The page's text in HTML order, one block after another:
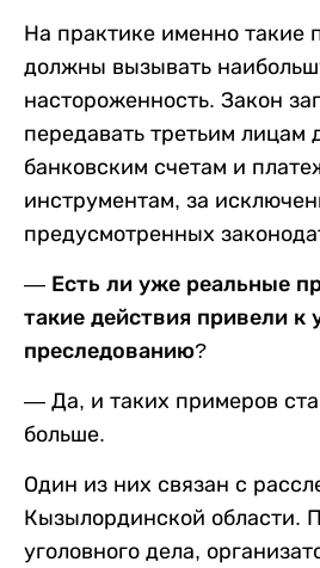
На практике именно такие
должны вызывать
настороженность. Закон
передавать третьим лицам
банковским счетам и
инструментам, за
предусмотренных
— Есть ли уже реальные
такие действия привели к
преследованию?
— Да, и таких примеров
больше.
Один из них связан с
Кызылординской области.
уголовного дела,